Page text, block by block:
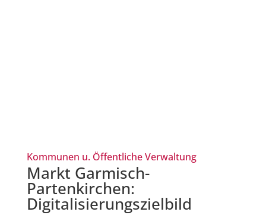
Kommunen u. Öffentliche Verwaltung
Markt Garmisch-
Partenkirchen:
Digitalisierungszielbild